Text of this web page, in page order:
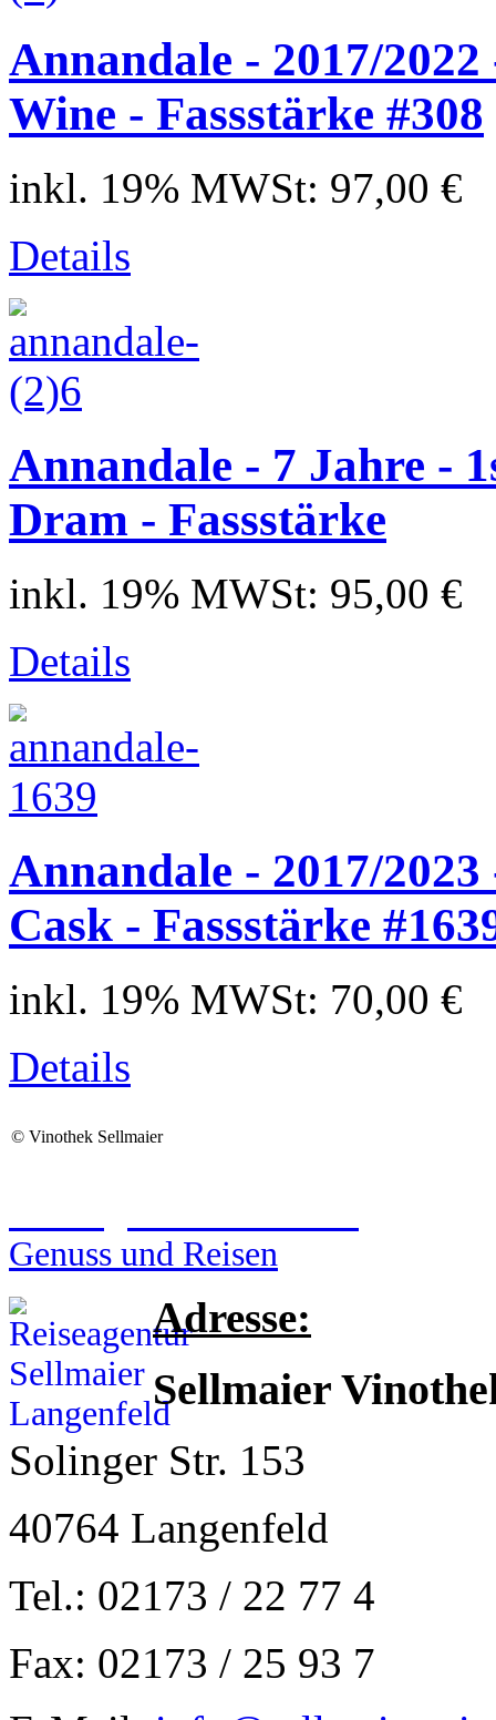
Annandale - 2017/
Wine - Fassstärke #308
inkl. 19% MWSt: 97,00 €
Details
Annandale - 7 Jahre -
Dram - Fassstärke
inkl. 19% MWSt: 95,00 €
Details
Annandale - 2017/
Cask - Fassstärke
inkl. 19% MWSt: 70,00 €
Details
© Vinothek Sellmaier
Genuss und Reisen
Adresse:
Sellmaier
Solinger Str. 153
40764 Langenfeld
Tel.: 02173 / 22 77 4
Fax: 02173 / 25 93 7